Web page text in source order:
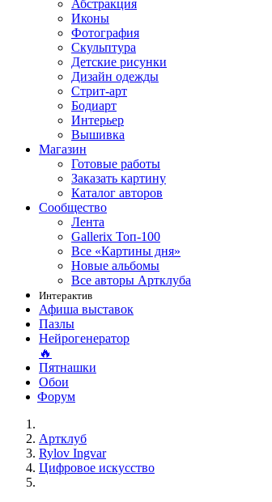
Абстракция
Иконы
Фотография
Скульптура
Детские рисунки
Дизайн одежды
Стрит-арт
Бодиарт
Интерьер
Вышивка
Магазин
Готовые работы
Заказать картину
Каталог авторов
Сообщество
Лента
Gallerix Топ-100
Все «Картины дня»
Новые альбомы
Все авторы Артклуба
Интерактив
Афиша выставок
Пазлы
Нейрогенератор
🔥
Пятнашки
Обои
Форум
Артклуб
Rylov Ingvar
Цифровое искусство